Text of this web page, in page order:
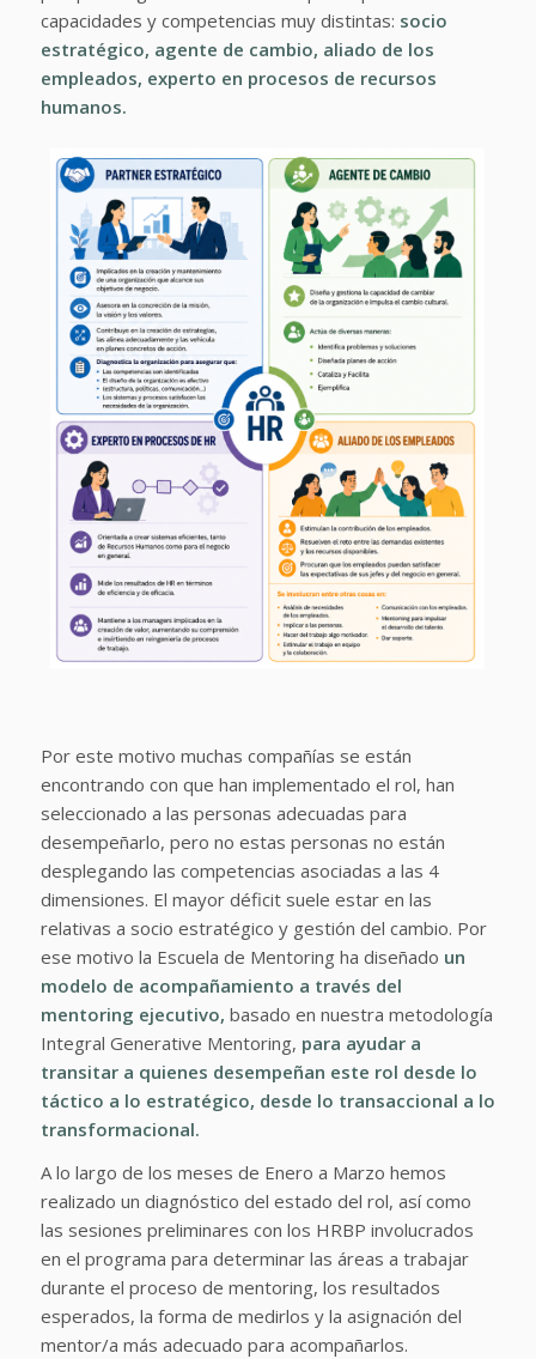
capacidades y competencias muy distintas: socio
estratégico, agente de cambio, aliado de los
empleados, experto en procesos de recursos
humanos.
Por este motivo muchas compañías se están
encontrando con que han implementado el rol, han
seleccionado a las personas adecuadas para
desempeñarlo, pero no estas personas no están
desplegando las competencias asociadas a las 4
dimensiones. El mayor déficit suele estar en las
relativas a socio estratégico y gestión del cambio. Por
ese motivo la Escuela de Mentoring ha diseñado un
modelo de acompañamiento a través del
mentoring ejecutivo, basado en nuestra metodología
Integral Generative Mentoring, para ayudar a
transitar a quienes desempeñan este rol desde lo
táctico a lo estratégico, desde lo transaccional a lo
transformacional.
A lo largo de los meses de Enero a Marzo hemos
realizado un diagnóstico del estado del rol, así como
las sesiones preliminares con los HRBP involucrados
en el programa para determinar las áreas a trabajar
durante el proceso de mentoring, los resultados
esperados, la forma de medirlos y la asignación del
mentor/a más adecuado para acompañarlos.